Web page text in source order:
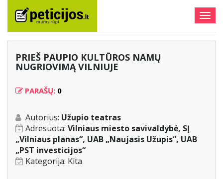
PRIEŠ PAUPIO KULTŪROS NAMŲ
NUGRIOVIMĄ VILNIUJE
PARAŠŲ: 0
Autorius: Užupio teatras
Adresuota: Vilniaus miesto savivaldybė, SĮ
„Vilniaus planas“, UAB „Naujasis Užupis“, UAB
„PST investicijos“
Kategorija: Kita